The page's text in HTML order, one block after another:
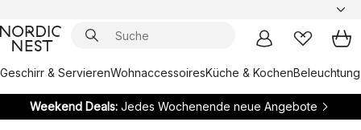
Geschirr & ServierenWohnaccessoiresKüche & KochenBeleuchtung
Weekend Deals:Jedes Wochenende neue Angebote